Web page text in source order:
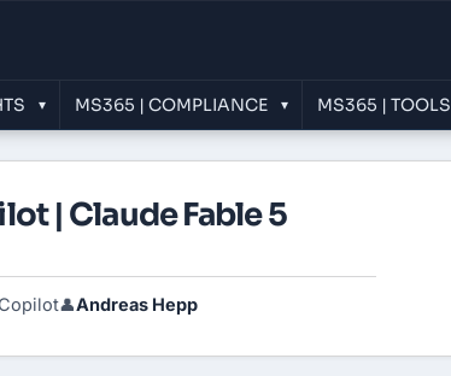
▾ MS365 | COMPLIANCE ▾ MS365 | TOOLS
| Claude Fable 5
👤Andreas Hepp